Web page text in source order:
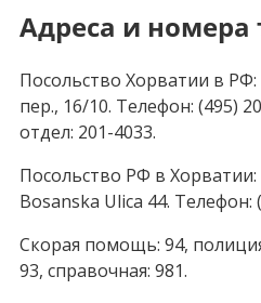
Адреса и номера
Посольство Хорватии в
пер., 16/10. Телефон: (495)
отдел: 201-4033.
Посольство РФ в Хорватии:
Bosanska Ulica 44. Телефон:
Скорая помощь: 94,
93, справочная: 981.